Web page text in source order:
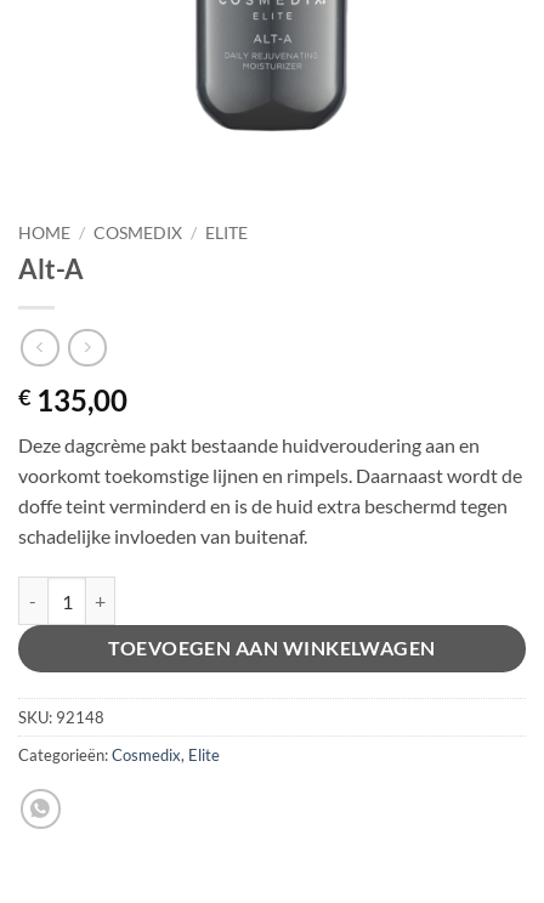
HOME / COSMEDIX / ELITE
Alt-A
€ 135,00
Deze dagcrème pakt bestaande huidveroudering aan en
voorkomt toekomstige lijnen en rimpels. Daarnaast wordt de
doffe teint verminderd en is de huid extra beschermd tegen
schadelijke invloeden van buitenaf.
TOEVOEGEN AAN WINKELWAGEN
SKU: 92148
Categorieën:Cosmedix, Elite